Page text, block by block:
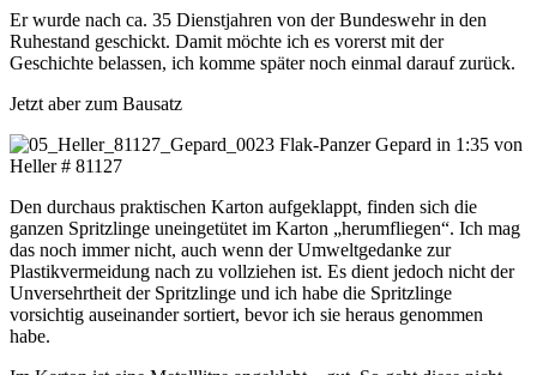
Er wurde nach ca. 35 Dienstjahren von der Bundeswehr in den
Ruhestand geschickt. Damit möchte ich es vorerst mit der
Geschichte belassen, ich komme später noch einmal darauf zurück.
Jetzt aber zum Bausatz
Den durchaus praktischen Karton aufgeklappt, finden sich die
ganzen Spritzlinge uneingetütet im Karton „herumfliegen“. Ich mag
das noch immer nicht, auch wenn der Umweltgedanke zur
Plastikvermeidung nach zu vollziehen ist. Es dient jedoch nicht der
Unversehrtheit der Spritzlinge und ich habe die Spritzlinge
vorsichtig auseinander sortiert, bevor ich sie heraus genommen
habe.